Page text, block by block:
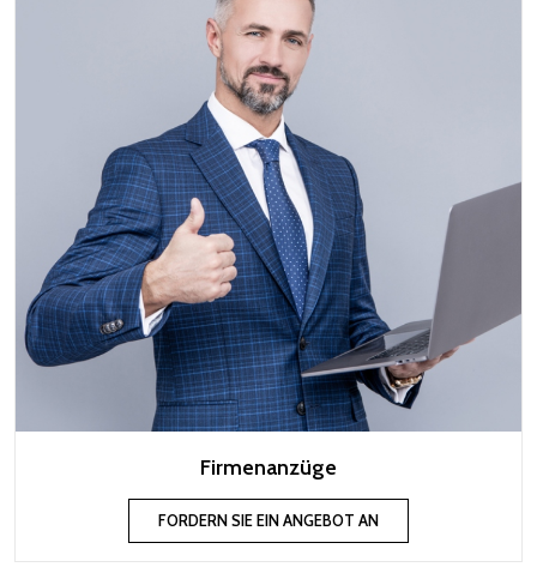
Firmenanzüge
FORDERN SIE EIN ANGEBOT AN